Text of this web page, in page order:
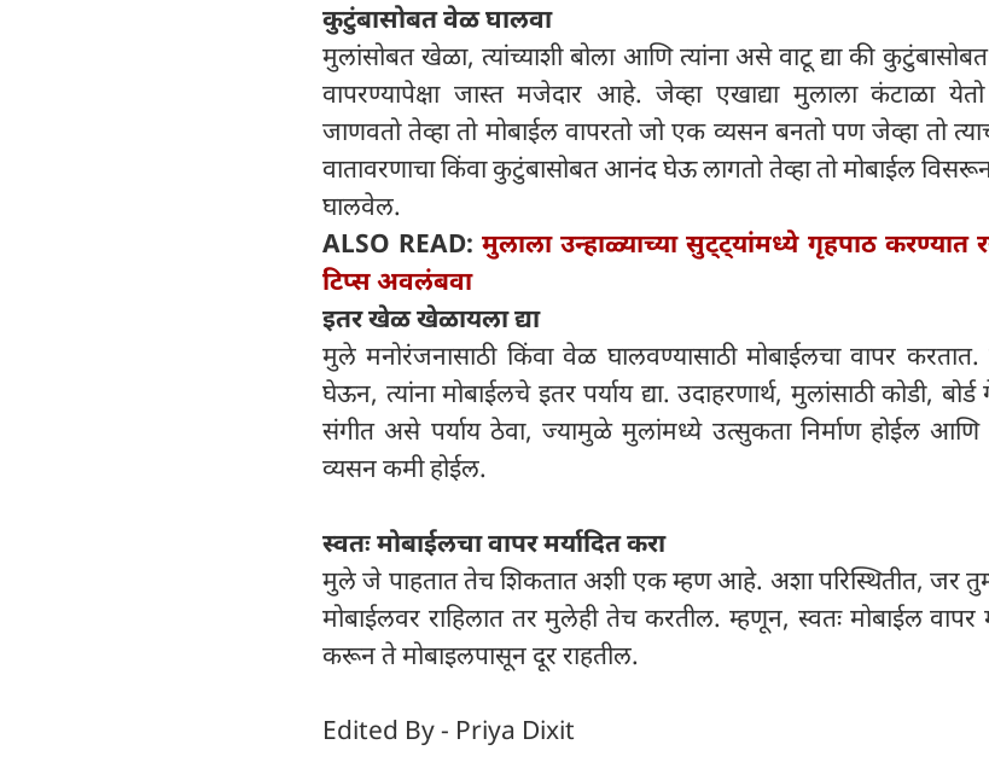
कुटुंबासोबत वेळ घालवा
मुलांसोबत खेळा, त्यांच्याशी बोला आणि त्यांना असे वाटू द्या की
वापरण्यापेक्षा जास्त मजेदार आहे. जेव्हा एखाद्या मुलाला कंटाळा
जाणवतो तेव्हा तो मोबाईल वापरतो जो एक व्यसन बनतो पण जेव्हा तो
वातावरणाचा किंवा कुटुंबासोबत आनंद घेऊ लागतो तेव्हा तो मोबाईल
घालवेल.
ALSO READ:मुलाला उन्हाळ्याच्या सुट्ट्यांमध्ये गृहपाठ
टिप्स अवलंबवा
इतर खेळ खेळायला द्या
मुले मनोरंजनासाठी किंवा वेळ घालवण्यासाठी मोबाईलचा वापर
घेऊन, त्यांना मोबाईलचे इतर पर्याय द्या. उदाहरणार्थ, मुलांसाठी कोडी,
संगीत असे पर्याय ठेवा, ज्यामुळे मुलांमध्ये उत्सुकता निर्माण होईल
व्यसन कमी होईल.
स्वतः मोबाईलचा वापर मर्यादित करा
मुले जे पाहतात तेच शिकतात अशी एक म्हण आहे. अशा परिस्थितीत, जर
मोबाईलवर राहिलात तर मुलेही तेच करतील. म्हणून, स्वतः मोबाईल वापर
करून ते मोबाइलपासून दूर राहतील.
Edited By - Priya Dixit